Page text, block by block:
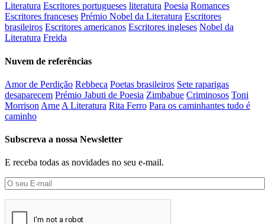
Literatura Escritores portugueses literatura Poesia Romances
Escritores franceses Prémio Nobel da Literatura Escritores
brasileiros Escritores americanos Escritores ingleses Nobel da
Literatura Freida
Nuvem de referências
Amor de Perdição Rebbeca Poetas brasileiros Sete raparigas
desaparecem Prémio Jabuti de Poesia Zimbabue Criminosos Toni
Morrison Arne A Literatura Rita Ferro Para os caminhantes tudo é
caminho
Subscreva a nossa Newsletter
E receba todas as novidades no seu e-mail.